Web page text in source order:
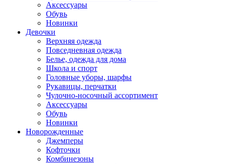
Аксессуары
Обувь
Новинки
Девочки
Верхняя одежда
Повседневная одежда
Белье, одежда для дома
Школа и спорт
Головные уборы, шарфы
Рукавицы, перчатки
Чулочно-носочный ассортимент
Аксессуары
Обувь
Новинки
Новорожденные
Джемперы
Кофточки
Комбинезоны